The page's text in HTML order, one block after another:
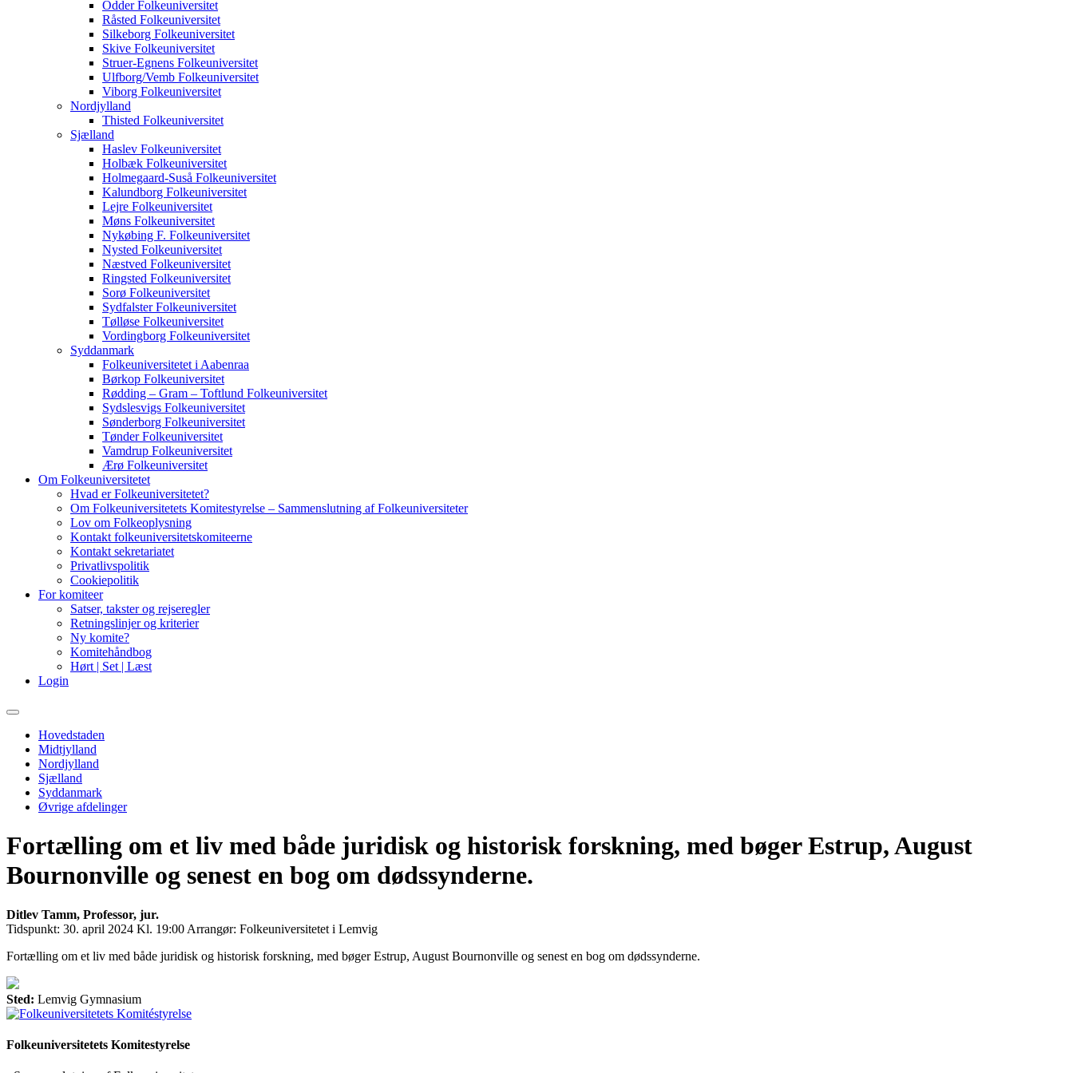
Odder Folkeuniversitet
Råsted Folkeuniversitet
Silkeborg Folkeuniversitet
Skive Folkeuniversitet
Struer-Egnens Folkeuniversitet
Ulfborg/Vemb Folkeuniversitet
Viborg Folkeuniversitet
Nordjylland
Thisted Folkeuniversitet
Sjælland
Haslev Folkeuniversitet
Holbæk Folkeuniversitet
Holmegaard-Suså Folkeuniversitet
Kalundborg Folkeuniversitet
Lejre Folkeuniversitet
Møns Folkeuniversitet
Nykøbing F. Folkeuniversitet
Nysted Folkeuniversitet
Næstved Folkeuniversitet
Ringsted Folkeuniversitet
Sorø Folkeuniversitet
Sydfalster Folkeuniversitet
Tølløse Folkeuniversitet
Vordingborg Folkeuniversitet
Syddanmark
Folkeuniversitetet i Aabenraa
Børkop Folkeuniversitet
Rødding – Gram – Toftlund Folkeuniversitet
Sydslesvigs Folkeuniversitet
Sønderborg Folkeuniversitet
Tønder Folkeuniversitet
Vamdrup Folkeuniversitet
Ærø Folkeuniversitet
Om Folkeuniversitetet
Hvad er Folkeuniversitetet?
Om Folkeuniversitetets Komitestyrelse – Sammenslutning af Folkeuniversiteter
Lov om Folkeoplysning
Kontakt folkeuniversitetskomiteerne
Kontakt sekretariatet
Privatlivspolitik
Cookiepolitik
For komiteer
Satser, takster og rejseregler
Retningslinjer og kriterier
Ny komite?
Komitehåndbog
Hørt | Set | Læst
Login
Primary
Hovedstaden
Midtjylland
Nordjylland
Sjælland
Syddanmark
Øvrige afdelinger
Fortælling om et liv med både juridisk og historisk forskning, med bøger Estrup, August
Bournonville og senest en bog om dødssynderne.
Ditlev Tamm, Professor, jur.
Tidspunkt: 30. april 2024 Kl. 19:00 Arrangør: Folkeuniversitetet i Lemvig
Fortælling om et liv med både juridisk og historisk forskning, med bøger Estrup, August Bournonville og senest en bog om dødssynderne.
Sted: Lemvig Gymnasium
Folkeuniversitetets Komitestyrelse